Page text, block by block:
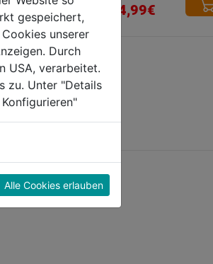
0.0 (0)
154,99€
gespeichert,
unserer
Durch
USA, verarbeitet.
zu. Unter "Details
Alle Cookies erlauben